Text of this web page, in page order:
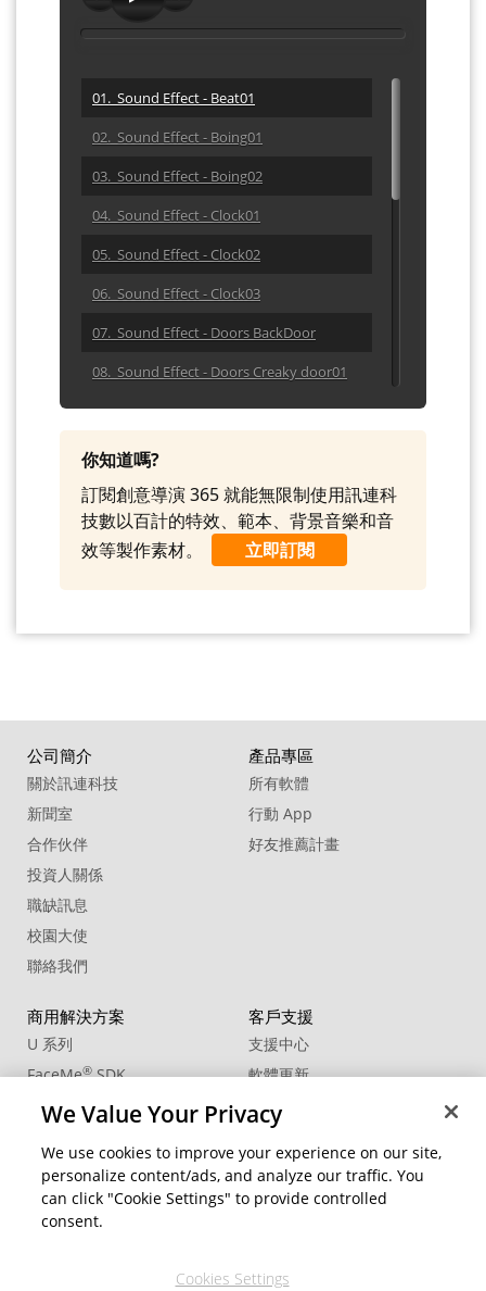
01. Sound Effect - Beat01
02. Sound Effect - Boing01
03. Sound Effect - Boing02
04. Sound Effect - Clock01
05. Sound Effect - Clock02
06. Sound Effect - Clock03
07. Sound Effect - Doors BackDoor
08. Sound Effect - Doors Creaky door01
09. Sound Effect - Doors Creaky door02
10. Sound Effect - Doors Creaky door03
11. Sound Effect - Doors Door01
12. Sound Effect - Doors Door02
13. Sound Effect - Doors Door03
17. Sound Effect - Ignition01
18. Sound Effect - Mouth Harp01
20. Sound Effect - Vintage Camera01
你知道嗎?
訂閱創意導演 365 就能無限制使用訊連科
技數以百計的特效、範本、背景音樂和音
效等製作素材。
立即訂閱
公司簡介
關於訊連科技
新聞室
合作伙伴
投資人關係
職缺訊息
校園大使
聯絡我們
產品專區
所有軟體
行動 App
好友推薦計畫
商用解決方案
U 系列
FaceMe®SDK
客戶支援
支援中心
軟體更新
教學中心
CCP國際專業認證
社群資源
會員專區
變更地區
We Value Your Privacy
We use cookies to improve your experience on our site,
personalize content/ads, and analyze our traffic. You
can click "Cookie Settings" to provide controlled
consent.
Cookies Settings